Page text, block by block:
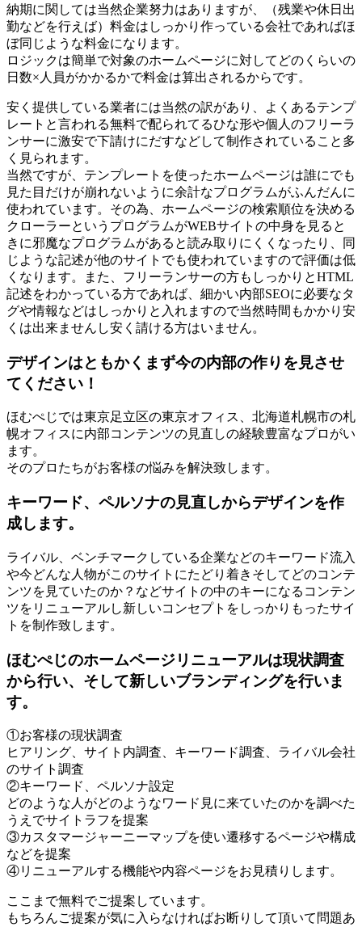
納期に関しては当然企業努力はありますが、（残業や休日出
勤などを行えば）料金はしっかり作っている会社であればほ
ぼ同じような料金になります。
ロジックは簡単で対象のホームページに対してどのくらいの
日数×人員がかかるかで料金は算出されるからです。
安く提供している業者には当然の訳があり、よくあるテンプ
レートと言われる無料で配られてるひな形や個人のフリーラ
ンサーに激安で下請けにだすなどして制作されていること多
く見られます。
当然ですが、テンプレートを使ったホームページは誰にでも
見た目だけが崩れないように余計なプログラムがふんだんに
使われています。その為、ホームページの検索順位を決める
クローラーというプログラムがWEBサイトの中身を見ると
きに邪魔なプログラムがあると読み取りにくくなったり、同
じような記述が他のサイトでも使われていますので評価は低
くなります。また、フリーランサーの方もしっかりとHTML
記述をわかっている方であれば、細かい内部SEOに必要なタ
グや情報などはしっかりと入れますので当然時間もかかり安
くは出来ませんし安く請ける方はいません。
デザインはともかくまず今の内部の作りを見させ
てください！
ほむぺじでは東京足立区の東京オフィス、北海道札幌市の札
幌オフィスに内部コンテンツの見直しの経験豊富なプロがい
ます。
そのプロたちがお客様の悩みを解決致します。
キーワード、ペルソナの見直しからデザインを作
成します。
ライバル、ベンチマークしている企業などのキーワード流入
や今どんな人物がこのサイトにたどり着きそしてどのコンテ
ンツを見ていたのか？などサイトの中のキーになるコンテン
ツをリニューアルし新しいコンセプトをしっかりもったサイ
トを制作致します。
ほむぺじのホームページリニューアルは現状調査
から行い、そして新しいブランディングを行いま
す。
①お客様の現状調査
ヒアリング、サイト内調査、キーワード調査、ライバル会社
のサイト調査
②キーワード、ペルソナ設定
どのような人がどのようなワード見に来ていたのかを調べた
うえでサイトラフを提案
③カスタマージャーニーマップを使い遷移するページや構成
などを提案
④リニューアルする機能や内容ページをお見積りします。
ここまで無料でご提案しています。
もちろんご提案が気に入らなければお断りして頂いて問題あ